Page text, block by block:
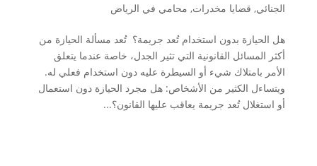
الجنائي, قضايا مخدرات, محامي في الرياض
هل الحيازة بدون استخدام تُعد جريمة؟ تُعد مسألة الحيازة من
أكثر المسائل القانونية التي تثير الجدل، خاصة عندما يتعلق
الأمر بامتلاك شيء أو السيطرة عليه دون استخدام فعلي له.
ويتساءل الكثير من الأشخاص: هل مجرد الحيازة دون استعمال
أو استغلال تُعد جريمة يعاقب عليها القانون؟...